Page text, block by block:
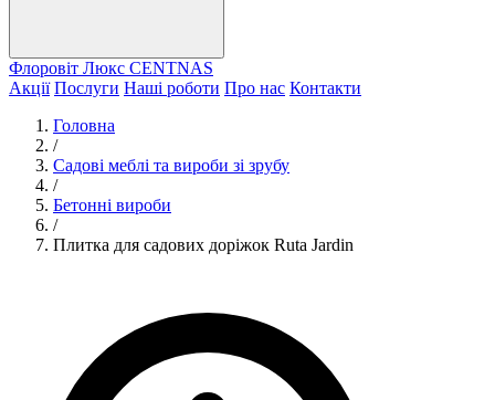
Флоровіт Люкс СENTNAS
Акції Послуги Наші роботи Про нас Контакти
Головна
/
Садові меблі та вироби зі зрубу
/
Бетонні вироби
/
Плитка для садових доріжок Ruta Jardin